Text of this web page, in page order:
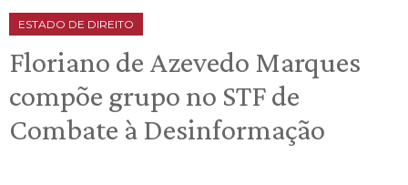
ESTADO DE DIREITO
Floriano de Azevedo Marques
compõe grupo no STF de
Combate à Desinformação